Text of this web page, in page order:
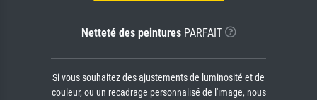
Netteté des peinturesPARFAIT
Si vous souhaitez des ajustements de luminosité et de
couleur, ou un recadrage personnalisé de l'image, nous